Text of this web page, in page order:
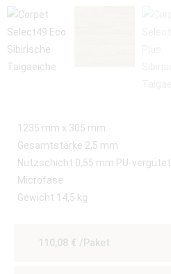
1235 mm x 305 mm
Gesamtstärke 2,5 mm
Nutzschicht 0,55 mm PU-vergütet
Microfase
Gewicht 14,5 kg
110,08 € /Paket